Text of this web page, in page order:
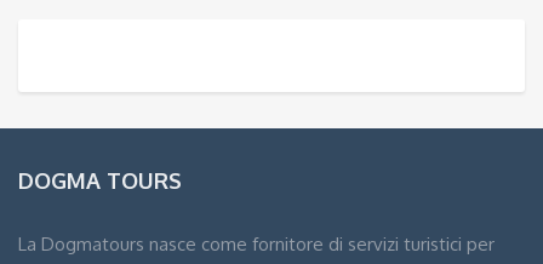
DOGMA TOURS
La Dogmatours nasce come fornitore di servizi turistici per